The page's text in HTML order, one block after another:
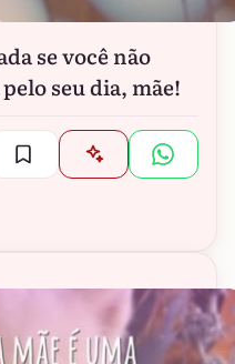
se você não
seu dia, mãe!